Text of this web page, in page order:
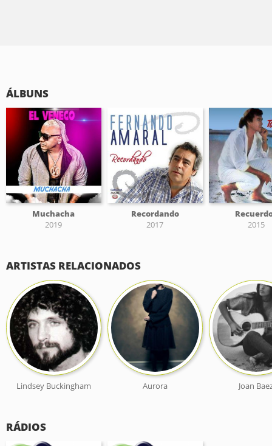
ÁLBUNS
Muchacha
2019
Recordando
2017
2015
ARTISTAS RELACIONADOS
Lindsey Buckingham Aurora Joan
RÁDIOS